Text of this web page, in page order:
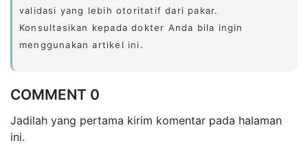
validasi yang lebih otoritatif dari pakar.
Konsultasikan kepada dokter Anda bila ingin
menggunakan artikel ini.
COMMENT 0
Jadilah yang pertama kirim komentar pada halaman
ini.